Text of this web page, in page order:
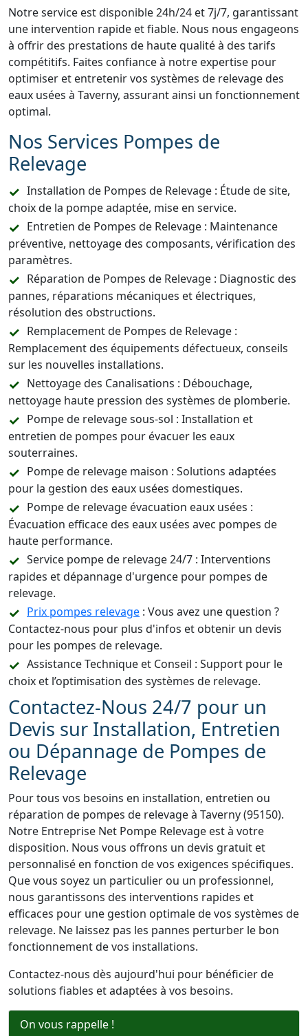
Notre service est disponible 24h/24 et 7j/7, garantissant
une intervention rapide et fiable. Nous nous engageons
à offrir des prestations de haute qualité à des tarifs
compétitifs. Faites confiance à notre expertise pour
optimiser et entretenir vos systèmes de relevage des
eaux usées à Taverny, assurant ainsi un fonctionnement
optimal.
Nos Services Pompes de
Relevage
Installation de Pompes de Relevage : Étude de site,
choix de la pompe adaptée, mise en service.
Entretien de Pompes de Relevage : Maintenance
préventive, nettoyage des composants, vérification des
paramètres.
Réparation de Pompes de Relevage : Diagnostic des
pannes, réparations mécaniques et électriques,
résolution des obstructions.
Remplacement de Pompes de Relevage :
Remplacement des équipements défectueux, conseils
sur les nouvelles installations.
Nettoyage des Canalisations : Débouchage,
nettoyage haute pression des systèmes de plomberie.
Pompe de relevage sous-sol : Installation et
entretien de pompes pour évacuer les eaux
souterraines.
Pompe de relevage maison : Solutions adaptées
pour la gestion des eaux usées domestiques.
Pompe de relevage évacuation eaux usées :
Évacuation efficace des eaux usées avec pompes de
haute performance.
Service pompe de relevage 24/7 : Interventions
rapides et dépannage d'urgence pour pompes de
relevage.
Prix pompes relevage : Vous avez une question ?
Contactez-nous pour plus d'infos et obtenir un devis
pour les pompes de relevage.
Assistance Technique et Conseil : Support pour le
choix et l’optimisation des systèmes de relevage.
Contactez-Nous 24/7 pour un
Devis sur Installation, Entretien
ou Dépannage de Pompes de
Relevage
Pour tous vos besoins en installation, entretien ou
réparation de pompes de relevage à Taverny (95150).
Notre Entreprise Net Pompe Relevage est à votre
disposition. Nous vous offrons un devis gratuit et
personnalisé en fonction de vos exigences spécifiques.
Que vous soyez un particulier ou un professionnel,
nous garantissons des interventions rapides et
efficaces pour une gestion optimale de vos systèmes de
relevage. Ne laissez pas les pannes perturber le bon
fonctionnement de vos installations.
Contactez-nous dès aujourd'hui pour bénéficier de
solutions fiables et adaptées à vos besoins.
On vous rappelle !